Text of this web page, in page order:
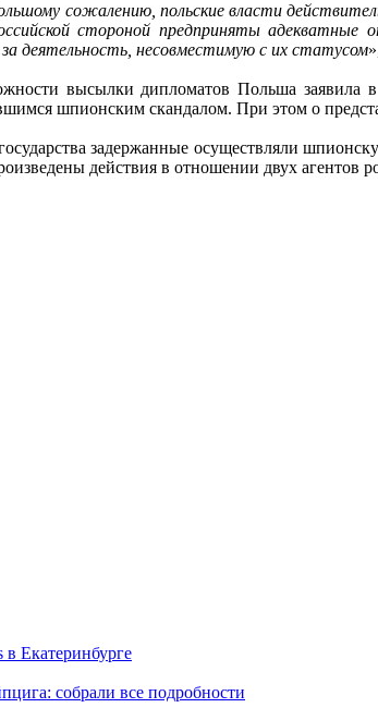
сожалению, польские власти
стороной предприняты
деятельность, несовместимую с их статусом
высылки дипломатов Польша заявила
шпионским скандалом. При этом о
задержанные осуществляли
действия в отношении двух агентов
в Екатеринбурге
собрали все подробности